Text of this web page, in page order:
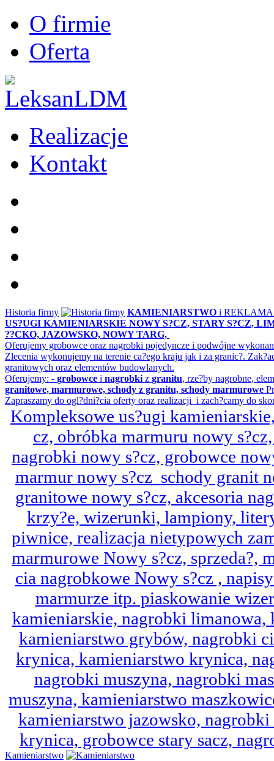
O firmie
Oferta
Realizacje
Kontakt
Historia firmy KAMIENIARSTWO i
US?UGI KAMIENIARSKIE NOWY S?CZ, STARY S?CZ,
??CKO, JAZOWSKO, NOWY TARG,
Oferujemy grobowce oraz nagrobki pojedyncze i podwójne
Zlecenia wykonujemy na terenie ca?ego kraju jak i za granic?.
granitowych oraz elementów budowlanych.
Oferujemy: - grobowce i nagrobki z granitu, rze?by nagrobne,
granitowe, marmurowe, schody z granitu, schody marmurowe
Zapraszamy do ogl?dni?cia oferty oraz realizacji i zach?camy do
Kompleksowe us?ugi
cz, obróbka marmuru nowy
nagrobki nowy s?cz, grobowce
marmur nowy s?cz schody granit
granitowe nowy s?cz, akcesoria
krzy?e, wizerunki, lampiony,
piwnice, realizacja nietypowych
marmurowe Nowy s?cz, sprzeda?,
cia nagrobkowe Nowy s?cz ,
marmurze itp. piaskowanie
kamieniarskie, nagrobki
kamieniarstwo grybów, nagrobki
krynica, kamieniarstwo krynica,
nagrobki muszyna, nagrobki
muszyna, kamieniarstwo
kamieniarstwo jazowsko,
krynica, grobowce stary sacz,
Kamieniarstwo